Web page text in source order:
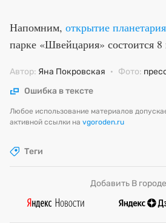
Напомним, открытие планетария
парке «Швейцария» состоится 8
Автор: Яна Покровская · Фото:
Ошибка в тексте
Любое использование материалов
активной ссылки на vgoroden.ru
Теги
Добавить В